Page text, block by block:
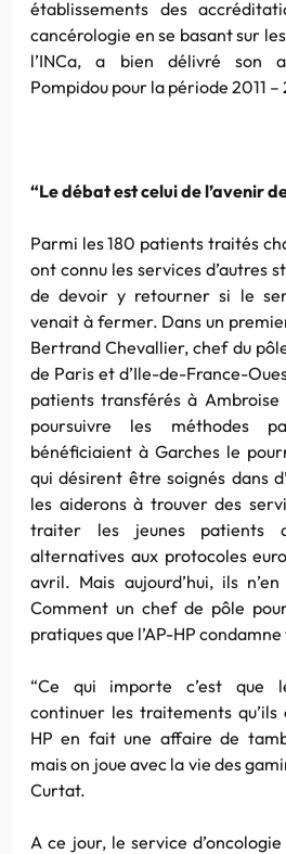
établissements des
cancérologie en se basant sur
l’INCa, a bien délivré son
Pompidou pour la période 2011 –
“Le débat est celui de l’avenir
Parmi les 180 patients traités
ont connu les services d’autres
de devoir y retourner si le
venait à fermer. Dans un
Bertrand Chevallier, chef du
de Paris et d’Ile-de-France-
patients transférés à
poursuivre les méthodes
bénéficiaient à Garches le
qui désirent être soignés dans
les aiderons à trouver des
traiter les jeunes patients
alternatives aux protocoles
avril. Mais aujourd’hui, ils
Comment un chef de pôle
pratiques que l’AP-HP
“Ce qui importe c’est que
continuer les traitements qu’ils
HP en fait une affaire de
mais on joue avec la vie des
Curtat.
A ce jour, le service